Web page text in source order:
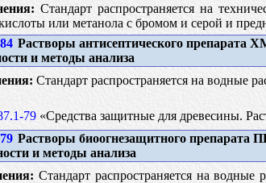
Стандарт распространяется на
или метанола с бромом и серой и
Растворы антисептического препарата
и методы анализа
Стандарт распространяется на водные
79«Средства защитные для древесины.
Растворы биоогнезащитного препарата
и методы анализа
Стандарт распространяется на водные